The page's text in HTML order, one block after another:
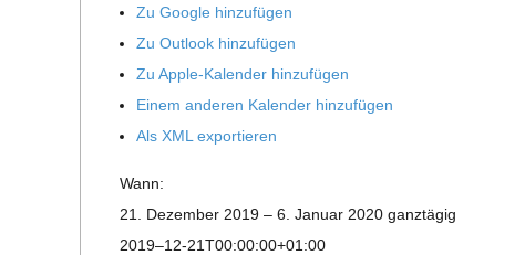
G
O
Zu Google hinzufügen
Zu Out­look hinzufügen
Zu Apple-Kalen­der hinzufügen
Einem ande­ren Kalen­der hinzufügen
Als XML exportieren
Wann:
21. Dezem­ber 2019 – 6. Januar 2020 ganz­tä­gig
2019–12-21T00:00:00+01:00